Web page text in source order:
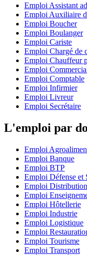
Emploi Assistant
Emploi Auxiliaire
Emploi Boucher
Emploi Boulanger
Emploi Cariste
Emploi Chargé de
Emploi Chauffeur
Emploi
Emploi Comptable
Emploi Infirmier
Emploi Livreur
Emploi Secrétaire
L'emploi par
Emploi
Emploi Banque
Emploi BTP
Emploi Défense et
Emploi Distribution
Emploi
Emploi Hôtellerie
Emploi Industrie
Emploi Logistique
Emploi
Emploi Tourisme
Emploi Transport